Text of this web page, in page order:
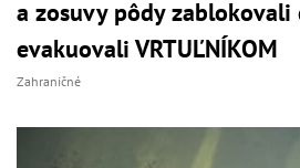
a zosuvy pôdy zablokovali
evakuovali VRTUĽNÍKOM
Zahraničné